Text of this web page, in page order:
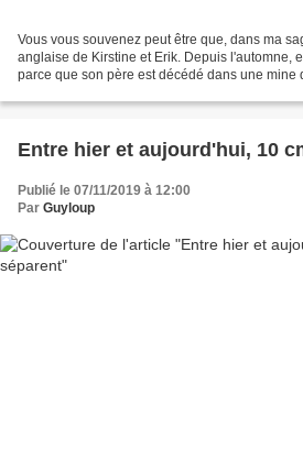
Vous vous souvenez peut être que, dans ma
anglaise de Kirstine et Erik. Depuis l'automne,
parce que son père est décédé dans une mine
Entre hier et aujourd'hui, 10
Publié le 07/11/2019 à 12:00
Par Guyloup